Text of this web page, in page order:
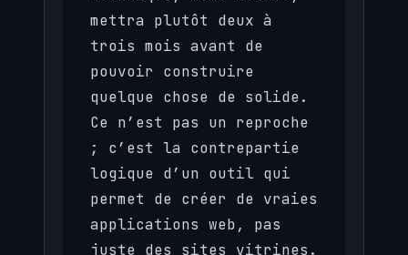
mettra plutôt deux à
trois mois avant de
pouvoir construire
quelque chose de solide.
Ce n’est pas un reproche
; c’est la contrepartie
logique d’un outil qui
permet de créer de vraies
applications web, pas
juste des sites vitrines.